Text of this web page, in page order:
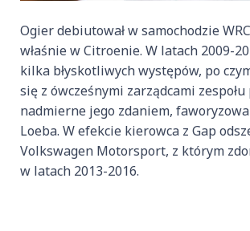
Ogier debiutował w samochodzie
właśnie w Citroenie. W latach 2009-
kilka błyskotliwych występów, po
się z ówcześnymi zarządcami zespołu
nadmierne jego zdaniem,
Loeba. W efekcie kierowca z Gap
Volkswagen Motorsport, z którym
w latach 2013-2016.